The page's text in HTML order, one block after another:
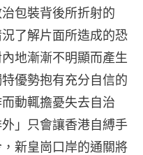
包裝背後所折射的
了解片面所造成的恐
地漸漸不明顯而產生
優勢抱有充分自信的
動輒擔憂失去自治
」只會讓香港自縛手
新皇崗口岸的通關將